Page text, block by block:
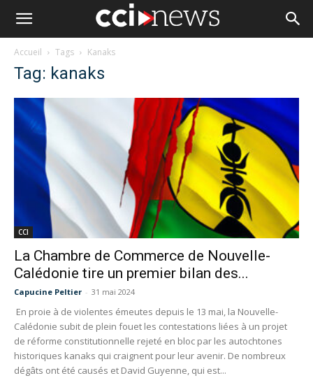
Accueil Tags Kanaks
Tag: kanaks
CCI
La Chambre de Commerce de Nouvelle-
Calédonie tire un premier bilan des...
Capucine Peltier - 31 mai 2024
En proie à de violentes émeutes depuis le 13 mai, la Nouvelle-
Calédonie subit de plein fouet les contestations liées à un projet
de réforme constitutionnelle rejeté en bloc par les autochtones
historiques kanaks qui craignent pour leur avenir. De nombreux
dégâts ont été causés et David Guyenne, qui est...